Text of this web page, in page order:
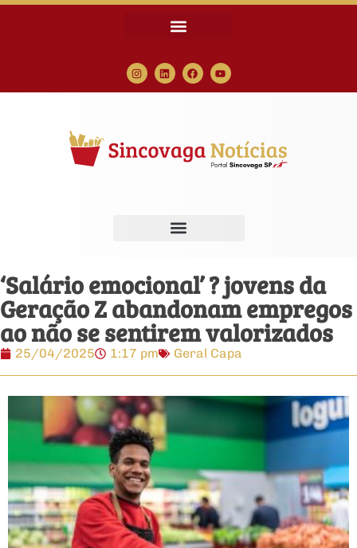
‘Salário emocional’ ? jovens da
Geração Z abandonam empregos
ao não se sentirem valorizados
25/04/2025 1:17 pm Geral Capa